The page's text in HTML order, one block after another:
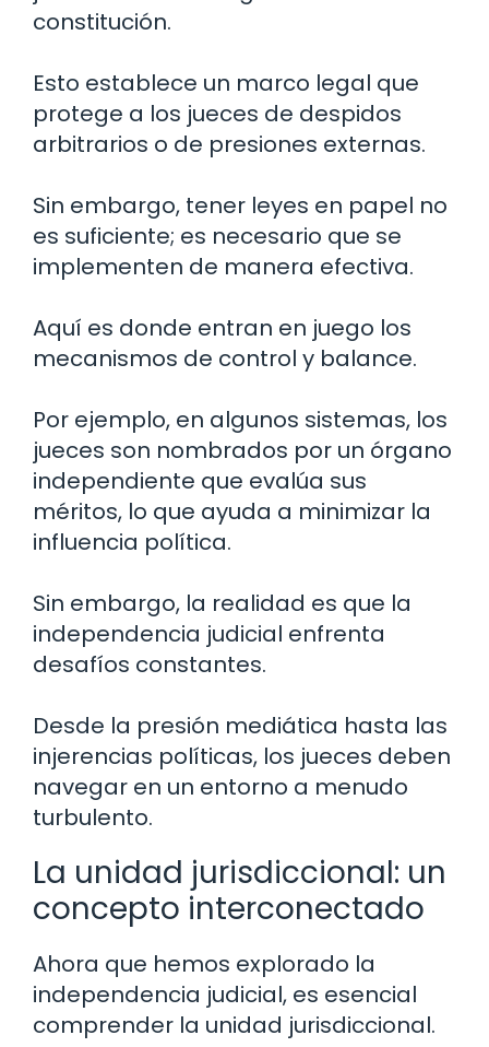
constitución.
Esto establece un marco legal que
protege a los jueces de despidos
arbitrarios o de presiones externas.
Sin embargo, tener leyes en papel no
es suficiente; es necesario que se
implementen de manera efectiva.
Aquí es donde entran en juego los
mecanismos de control y balance.
Por ejemplo, en algunos sistemas, los
jueces son nombrados por un órgano
independiente que evalúa sus
méritos, lo que ayuda a minimizar la
influencia política.
Sin embargo, la realidad es que la
independencia judicial enfrenta
desafíos constantes.
Desde la presión mediática hasta las
injerencias políticas, los jueces deben
navegar en un entorno a menudo
turbulento.
La unidad jurisdiccional: un
concepto interconectado
Ahora que hemos explorado la
independencia judicial, es esencial
comprender la unidad jurisdiccional.